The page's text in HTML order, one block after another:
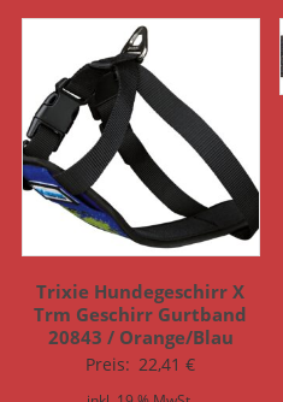
Trixie Hundegeschirr X
Trm Geschirr Gurtband
20843 / Orange/Blau
Preis: 22,41€